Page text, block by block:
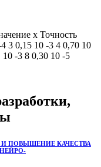
x Точность
3 0,15 10 -3 4 0,70 10
10 -3 8 0,30 10 -5
И ПОВЫШЕНИЕ КАЧЕСТВА